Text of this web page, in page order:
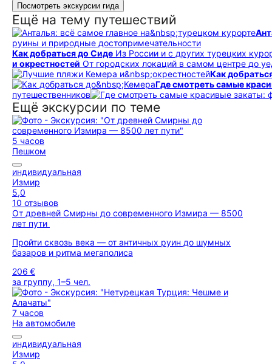
Посмотреть экскурсии гида
Ещё на тему путешествий
руины и природные до­сто­при­ме­ча­тель­но­сти
Как добраться до Сиде Из России и с других турецких
и окрестностей От городских локаций в самом центре до
Как
Где смотреть самые
путешественников
Ещё экскурсии по теме
5 часов
Пешком
индивидуальная
Измир
5,0
10 отзывов
От древней Смирны до современного Измира — 8500
лет пути
Пройти сквозь века — от античных руин до шумных
базаров и ритма мегаполиса
206 €
за группу, 1–5 чел.
7 часов
На автомобиле
индивидуальная
Измир